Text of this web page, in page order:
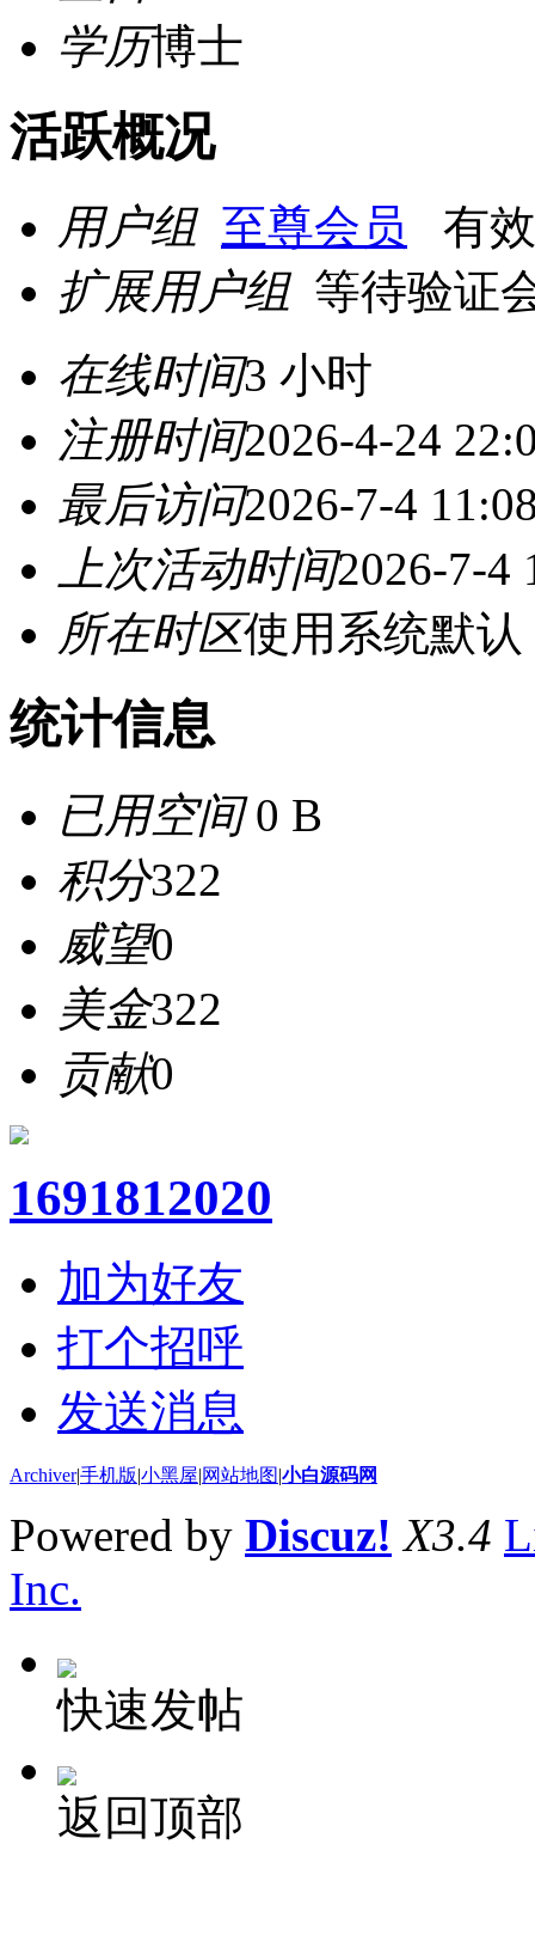
学历博士
活跃概况
用户组 至尊会员
有
扩展用户组 等待验证
在线时间3 小时
注册时间2026-4-24
最后访问2026-7-4
上次活动时间2026-7-4
所在时区使用系统默认
统计信息
已用空间0 B
积分322
威望0
美金322
贡献0
1691812020
加为好友
打个招呼
发送消息
Archiver|手机版|小黑屋|网站地图|小白源码网
Powered by Discuz! X3.4
Inc.
快速发帖
返回顶部